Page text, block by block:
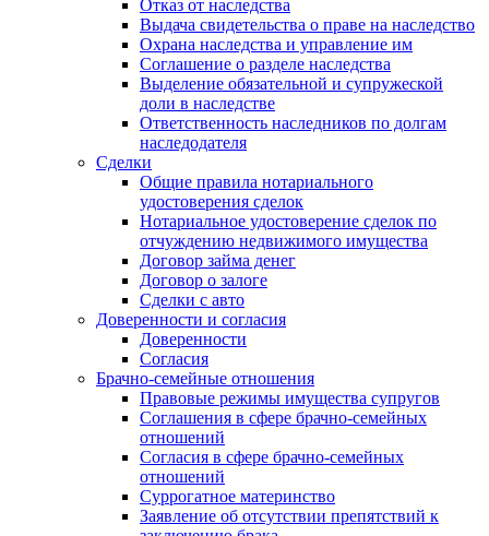
Отказ от наследства
Выдача свидетельства о праве на наследство
Охрана наследства и управление им
Соглашение о разделе наследства
Выделение обязательной и супружеской
доли в наследстве
Ответственность наследников по долгам
наследодателя
Сделки
Общие правила нотариального
удостоверения сделок
Нотариальное удостоверение сделок по
отчуждению недвижимого имущества
Договор займа денег
Договор о залоге
Сделки с авто
Доверенности и согласия
Доверенности
Согласия
Брачно-семейные отношения
Правовые режимы имущества супругов
Соглашения в сфере брачно-семейных
отношений
Согласия в сфере брачно-семейных
отношений
Суррогатное материнство
Заявление об отсутствии препятствий к